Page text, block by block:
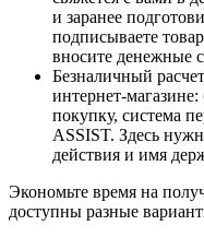
и заранее
подписываете
вносите денежные
Безналичный
интернет-
покупку, система
ASSIST. Здесь
действия и имя
Экономьте время на
доступны разные